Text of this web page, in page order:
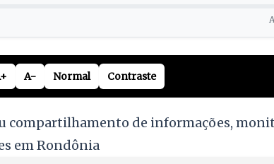
A- Normal Contraste
compartilhamento de informações,
em Rondônia